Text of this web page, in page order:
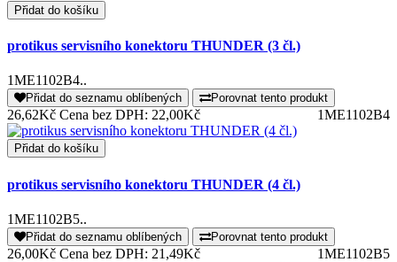
Přidat do košíku
protikus servisního konektoru THUNDER (3 čl.)
1ME1102B4..
Přidat do seznamu oblíbených Porovnat tento produkt
26,62Kč Cena bez DPH: 22,00Kč 1ME1102B4
Přidat do košíku
protikus servisního konektoru THUNDER (4 čl.)
1ME1102B5..
Přidat do seznamu oblíbených Porovnat tento produkt
26,00Kč Cena bez DPH: 21,49Kč 1ME1102B5